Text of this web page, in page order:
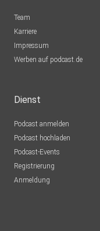
Team
Karriere
Impressum
Werben auf podcast.de
Dienst
Podcast anmelden
Podcast hochladen
Podcast-Events
Registrierung
Anmeldung